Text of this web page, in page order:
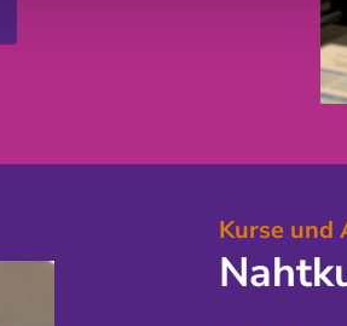
Kurse und